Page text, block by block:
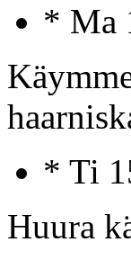
* Ma
* Ti
Huura